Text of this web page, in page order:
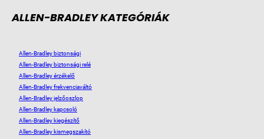
ALLEN-BRADLEY KATEGÓRIÁK
Allen-Bradley biztonsági
Allen-Bradley biztonsági relé
Allen-Bradley érzékelő
Allen-Bradley frekvenciaváltó
Allen-Bradley jelzőoszlop
Allen-Bradley kapcsoló
Allen-Bradley kiegészítő
Allen-Bradley kismegszakító